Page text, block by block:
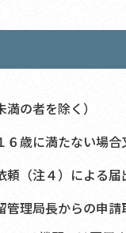
の者を除く）
６歳に満たない場
頼（注４）による
管理局長からの申